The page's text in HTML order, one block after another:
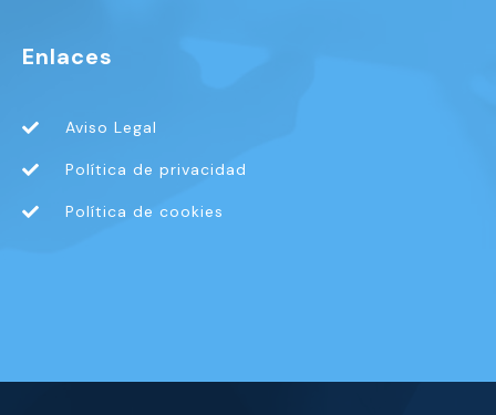
Enlaces
Aviso Legal
Política de privacidad
Política de cookies